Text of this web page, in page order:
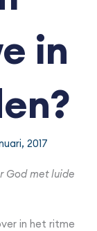
in
2017
God met luide
in het ritme